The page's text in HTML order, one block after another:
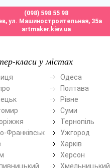
(098) 598 55 98
ул. Машиностроительная, 35а
artmaker.kiev.ua
класи у містах
Франківськ
Одеса
Полтава
Рівне
Суми
Тернопіль
Ужгород
Харків
Херсон
Хмельницький